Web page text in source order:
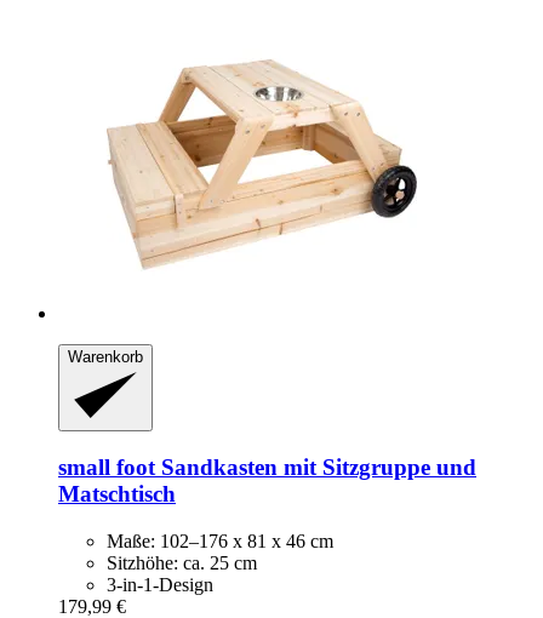
Warenkorb
small foot Sandkasten mit Sitzgruppe und
Matschtisch
Maße: 102–176 x 81 x 46 cm
Sitzhöhe: ca. 25 cm
3-in-1-Design
179,99 €